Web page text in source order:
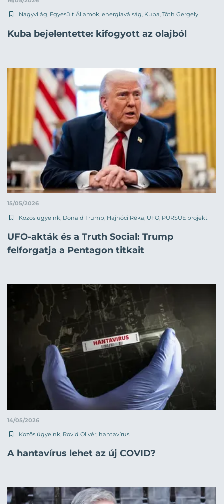
Nagyvilág, Egyesült Államok, energiaválság, Kuba, Tóth Gergely
Kuba bejelentette: kifogyott az olajból
15/05/2026
Közös ügyeink Donald Trump Hajnóci Réka UFO PURSUE projekt
UFO-akták és a Truth Social: Trump
felforgatja a Pentagon titkait
14/05/2026
Közös ügyeink Rövid Olivér hantavírus
A hantavírus lehet az új COVID?